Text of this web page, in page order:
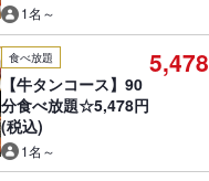
1名～
食べ放題
【牛タンコース】90
分食べ放題☆5,478円
(税込)
1名～
5,478